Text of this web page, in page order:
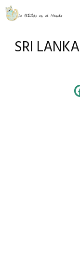
Saltar
SRI LANKA